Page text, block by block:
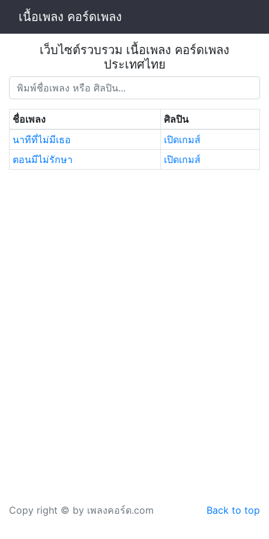
เนื้อเพลง คอร์ดเพลง
เว็บไซต์รวบรวม เนื้อเพลง คอร์ดเพลง
ประเทศไทย
ชื่อเพลง
ศิลปิน
นาทีที่ไม่มีเธอ
เปิดเกมส์
ตอนมีไม่รักษา
เปิดเกมส์
Back to top
Copy right © by เพลงคอร์ด.com